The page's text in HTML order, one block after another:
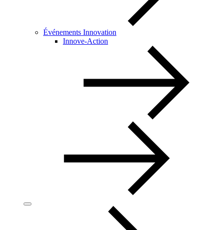
Événements Innovation
Innove-Action